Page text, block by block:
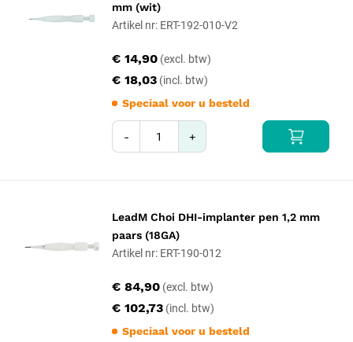
mm (wit)
Artikel nr: ERT-192-010-V2
€ 18,03
€ 14,90
Speciaal voor u besteld
- +
LeadM Choi DHI-implanter pen 1,2 mm
paars (18GA)
Artikel nr: ERT-190-012
€ 102,73
€ 84,90
Speciaal voor u besteld